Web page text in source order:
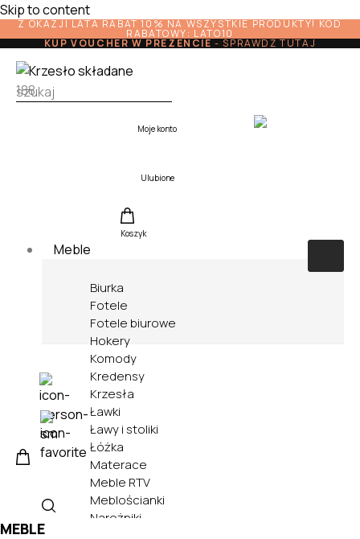
Skip to content
Z OKAZJI LATA RABAT 10% NA WSZYSTKIE PRODUKTY! KOD
RABATOWY: LATO10
KUP VOUCHER W PREZENCIE-SPRAWDŹ TUTAJ
Moje konto
Ulubione
Koszyk
Meble
Biurka
Fotele
Fotele biurowe
Hokery
Komody
Kredensy
Krzesła
Ławki
Ławy i stoliki
Łóżka
Materace
Meble RTV
Meblościanki
Narożniki
MEBLE